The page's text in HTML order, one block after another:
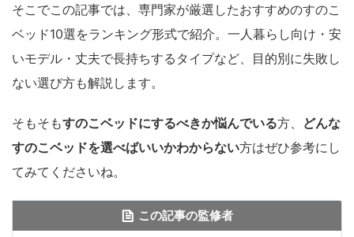
そこでこの記事では、専門家が厳選したおすすめのすのこ
ベッド10選をランキング形式で紹介。一人暮らし向け・安
いモデル・丈夫で長持ちするタイプなど、目的別に失敗し
ない選び方も解説します。
そもそもすのこベッドにするべきか悩んでいる方、 どんな
すのこベッドを選べばいいかわからない方はぜひ参考にし
てみてくださいね。
この記事の監修者